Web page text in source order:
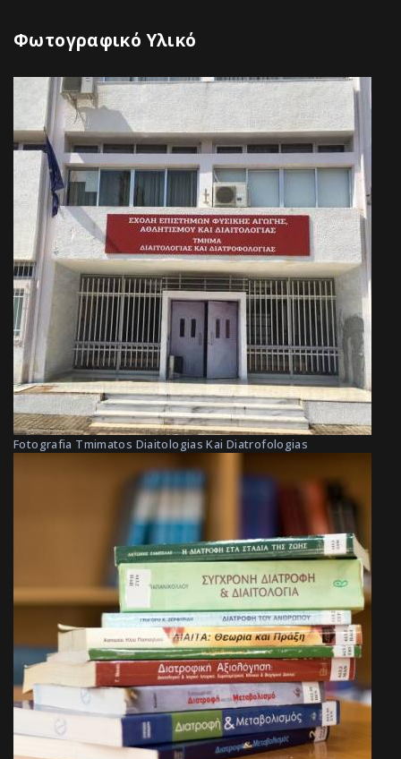
Φωτογραφικό Υλικό
Fotografia Tmimatos Diaitologias Kai Diatrofologias